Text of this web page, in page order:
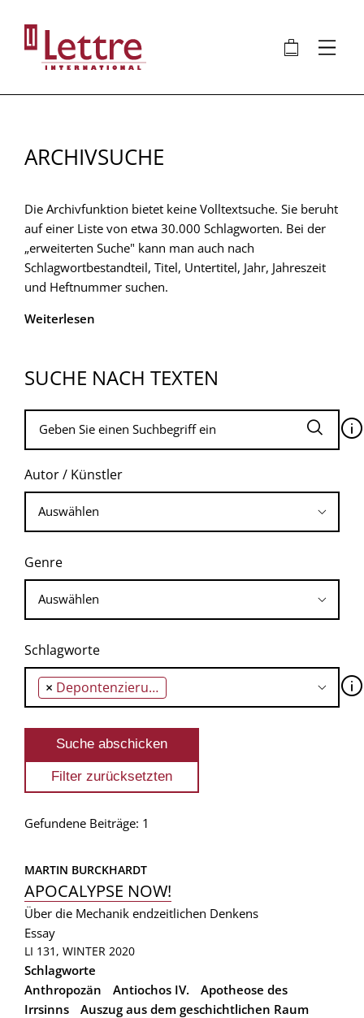
Inhalt
🛍 ⋮
ARCHIVSUCHE
Die Archivfunktion bietet keine Volltextsuche. Sie beruht
auf einer Liste von etwa 30.000 Schlagworten. Bei der
„erweiterten Suche" kann man auch nach
Schlagwortbestandteil, Titel, Untertitel, Jahr, Jahreszeit
und Heftnummer suchen.
Weiterlesen
SUCHE NACH TEXTEN
🛈
Autor / Künstler
Genre
Schlagworte
× Depontenzierung des weltlichen Herrschers 🛈
Gefundene Beiträge: 1
MARTIN BURCKHARDT
APOCALYPSE NOW!
Über die Mechanik endzeitlichen Denkens
Essay
LI 131, WINTER 2020
Schlagworte
Anthropozän
Antiochos IV.
Apotheose des
Irrsinns
Auszug aus dem geschichtlichen Raum